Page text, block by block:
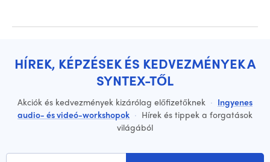
HÍREK, KÉPZÉSEK ÉS KEDVEZMÉNYEK A
SYNTEX-TŐL
Akciók és kedvezmények kizárólag előfizetőknek · Ingyenes
audio- és videó-workshopok · Hírek és tippek a forgatások
világából